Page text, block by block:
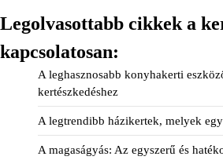
Legolvasottabb cikkek a
kapcsolatosan:
A leghasznosabb konyhakerti
kertészkedéshez
A legtrendibb házikertek, melyek
A magaságyás: Az egyszerű és